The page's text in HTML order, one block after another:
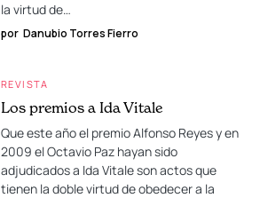
la virtud de…
por Danubio Torres Fierro
REVISTA
Los premios a Ida Vitale
Que este año el premio Alfonso Reyes y en
2009 el Octavio Paz hayan sido
adjudicados a Ida Vitale son actos que
tienen la doble virtud de obedecer a la